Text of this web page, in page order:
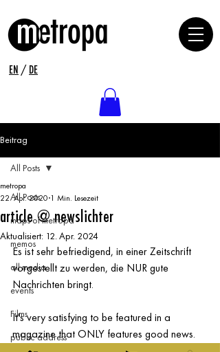
EN / DE
Beitrag
All Posts
maps of metropa
memos
all media
events
Films
public address
All Posts
article @ newslichter
metropa
22. Apr. 2020 1 Min. Lesezeit
Aktualisiert: 12. Apr. 2024
Es ist sehr befriedigend, in einer Zeitschrift
vorgestellt zu werden, die NUR gute
Nachrichten bringt.
It's very satisfying to be featured in a
magazine that ONLY features good news.